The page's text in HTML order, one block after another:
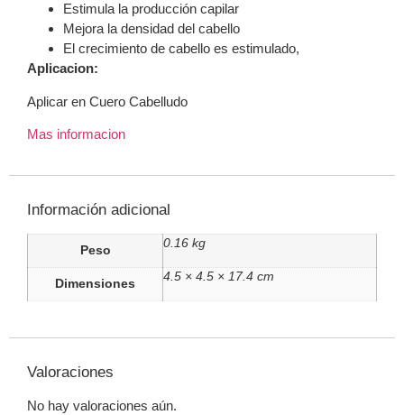
Estimula la producción capilar
Mejora la densidad del cabello
El crecimiento de cabello es estimulado,
Aplicacion:
Aplicar en Cuero Cabelludo
Mas informacion
Información adicional
Peso
0.16 kg
Dimensiones
4.5 × 4.5 × 17.4 cm
Valoraciones
No hay valoraciones aún.